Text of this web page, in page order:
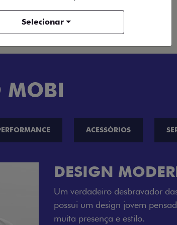
ENTRAR EM CONTATO
MOBI
ACESSÓRIOS
CINCO OPÇÕES
O Fiat Mobi tem sempre uma
entre o Preto Vulcano,
Bari e Cinza Silverstone.
Selecionar